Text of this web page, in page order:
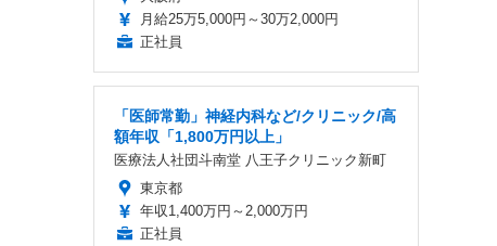
月給25万5,000円～30万2,000円
正社員
「医師常勤」神経内科など/クリニック/高
額年収「1,800万円以上」
医療法人社団斗南堂 八王子クリニック新町
東京都
年収1,400万円～2,000万円
正社員